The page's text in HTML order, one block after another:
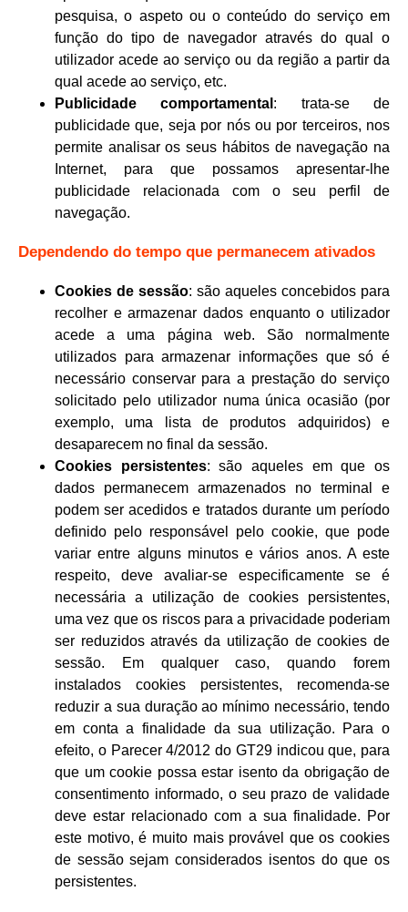
pesquisa, o aspeto ou o conteúdo do serviço em
função do tipo de navegador através do qual o
utilizador acede ao serviço ou da região a partir da
qual acede ao serviço, etc.
Publicidade comportamental : trata-se de
publicidade que, seja por nós ou por terceiros, nos
permite analisar os seus hábitos de navegação na
Internet, para que possamos apresentar-lhe
publicidade relacionada com o seu perfil de
navegação.
Dependendo do tempo que permanecem ativados
Cookies de sessão: são aqueles concebidos para
recolher e armazenar dados enquanto o utilizador
acede a uma página web. São normalmente
utilizados para armazenar informações que só é
necessário conservar para a prestação do serviço
solicitado pelo utilizador numa única ocasião (por
exemplo, uma lista de produtos adquiridos) e
desaparecem no final da sessão.
Cookies persistentes: são aqueles em que os
dados permanecem armazenados no terminal e
podem ser acedidos e tratados durante um período
definido pelo responsável pelo cookie, que pode
variar entre alguns minutos e vários anos. A este
respeito, deve avaliar-se especificamente se é
necessária a utilização de cookies persistentes,
uma vez que os riscos para a privacidade poderiam
ser reduzidos através da utilização de cookies de
sessão. Em qualquer caso, quando forem
instalados cookies persistentes, recomenda-se
reduzir a sua duração ao mínimo necessário, tendo
em conta a finalidade da sua utilização. Para o
efeito, o Parecer 4/2012 do GT29 indicou que, para
que um cookie possa estar isento da obrigação de
consentimento informado, o seu prazo de validade
deve estar relacionado com a sua finalidade. Por
este motivo, é muito mais provável que os cookies
de sessão sejam considerados isentos do que os
persistentes.